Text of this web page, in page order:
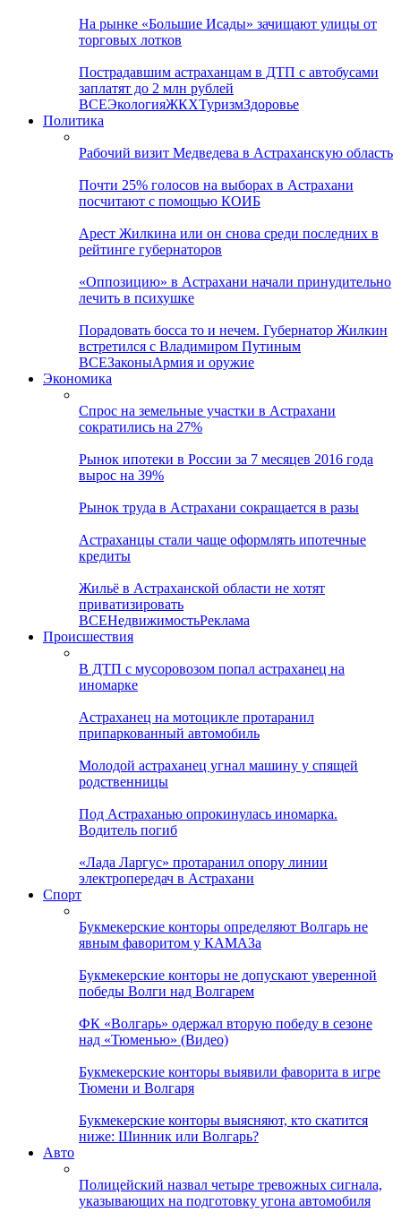
На рынке «Большие Исады» зачищают улицы от
торговых лотков
Пострадавшим астраханцам в ДТП с автобусами
заплатят до 2 млн рублей
ВСЕЭкологияЖКХТуризмЗдоровье
Политика
Рабочий визит Медведева в Астраханскую область
Почти 25% голосов на выборах в Астрахани
посчитают с помощью КОИБ
Арест Жилкина или он снова среди последних в
рейтинге губернаторов
«Оппозицию» в Астрахани начали принудительно
лечить в психушке
Порадовать босса то и нечем. Губернатор Жилкин
встретился с Владимиром Путиным
ВСЕЗаконыАрмия и оружие
Экономика
Спрос на земельные участки в Астрахани
сократились на 27%
Рынок ипотеки в России за 7 месяцев 2016 года
вырос на 39%
Рынок труда в Астрахани сокращается в разы
Астраханцы стали чаще оформлять ипотечные
кредиты
Жильё в Астраханской области не хотят
приватизировать
ВСЕНедвижимостьРеклама
Происшествия
В ДТП с мусоровозом попал астраханец на
иномарке
Астраханец на мотоцикле протаранил
припаркованный автомобиль
Молодой астраханец угнал машину у спящей
родственницы
Под Астраханью опрокинулась иномарка.
Водитель погиб
«Лада Ларгус» протаранил опору линии
электропередач в Астрахани
Спорт
Букмекерские конторы определяют Волгарь не
явным фаворитом у КАМАЗа
Букмекерские конторы не допускают уверенной
победы Волги над Волгарем
ФК «Волгарь» одержал вторую победу в сезоне
над «Тюменью» (Видео)
Букмекерские конторы выявили фаворита в игре
Тюмени и Волгаря
Букмекерские конторы выясняют, кто скатится
ниже: Шинник или Волгарь?
Авто
Полицейский назвал четыре тревожных сигнала,
указывающих на подготовку угона автомобиля